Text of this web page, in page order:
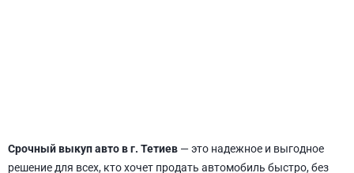
Срочный выкуп авто в г. Тетиев — это надежное и выгодное
решение для всех, кто хочет продать автомобиль быстро, без